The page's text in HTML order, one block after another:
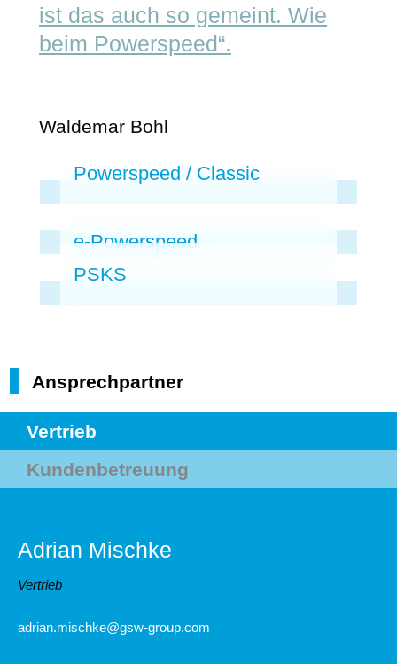
ist das auch so gemeint. Wie
beim Powerspeed“.
Waldemar Bohl
Powerspeed / Classic
e-Powerspeed
PSKS
Ansprechpartner
Vertrieb
Kundenbetreuung
Adrian Mischke
Vertrieb
adrian.mischke@gsw-group.com